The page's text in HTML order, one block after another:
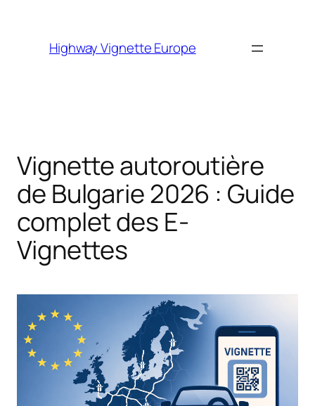
Highway Vignette Europe
Vignette autoroutière
de Bulgarie 2026 : Guide
complet des E-
Vignettes